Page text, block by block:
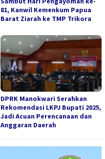
81, Kanwil Kemenkum Papua
Barat Ziarah ke TMP Trikora
DPRK Manokwari Serahkan
Rekomendasi LKPJ Bupati 2025,
Jadi Acuan Perencanaan dan
Anggaran Daerah